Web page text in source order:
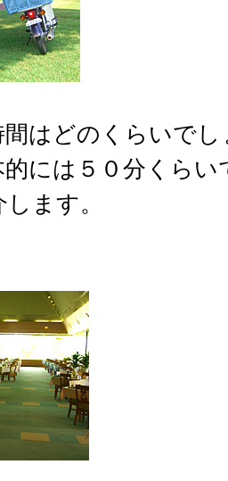
間はどのくらいで
的には５０分くら
ます。